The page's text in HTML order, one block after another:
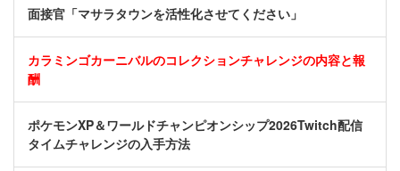
面接官「マサラタウンを活性化させてください」
カラミンゴカーニバルのコレクションチャレンジの内容と報
酬
ポケモンXP＆ワールドチャンピオンシップ2026Twitch配信
タイムチャレンジの入手方法